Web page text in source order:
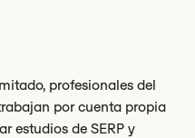
profesionales del
por cuenta propia
estudios de SERP y